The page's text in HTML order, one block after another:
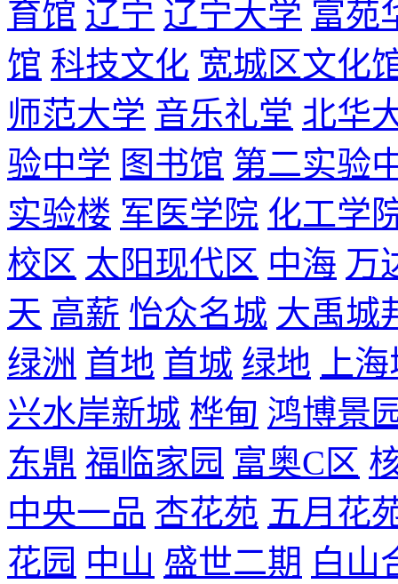
育馆 辽宁 辽宁大学 富苑
馆 科技文化 宽城区文化
师范大学 音乐礼堂 北华
验中学 图书馆 第二实验
实验楼 军医学院 化工学
校区 太阳现代区 中海 万
天 高薪 怡众名城 大禹城
绿洲 首地 首城 绿地
上
兴水岸新城 桦甸 鸿博景
东鼎 福临家园 富奥C区
中央一品 杏花苑 五月花
花园 中山 盛世二期 白山